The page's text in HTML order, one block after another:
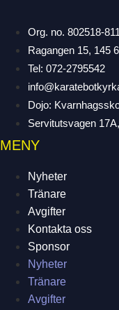
Org. no. 802518-
Ragangen 15, 145
Tel: 072-2795542
Dojo:
Servitutsvagen
MENY
Nyheter
Tränare
Avgifter
Kontakta oss
Sponsor
Nyheter
Tränare
Avgifter